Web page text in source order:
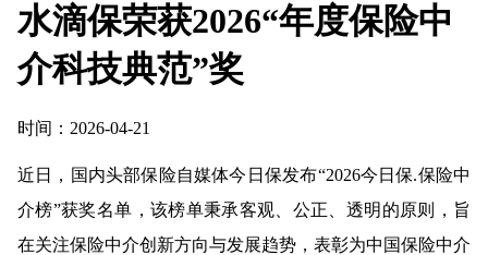
水滴保荣获2026“年度保险中
介科技典范”奖
时间：2026-04-21
近日，国内头部保险自媒体今日保发布“2026今日保.保险中
介榜”获奖名单，该榜单秉承客观、公正、透明的原则，旨
在关注保险中介创新方向与发展趋势，表彰为中国保险中介